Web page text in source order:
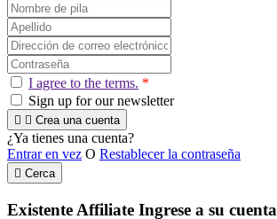
I agree to the terms. *
Sign up for our newsletter
  Crea una cuenta
¿Ya tienes una cuenta?
Entrar en vez O Restablecer la contraseña
 Cerca
Existente Affiliate Ingrese a su cuenta